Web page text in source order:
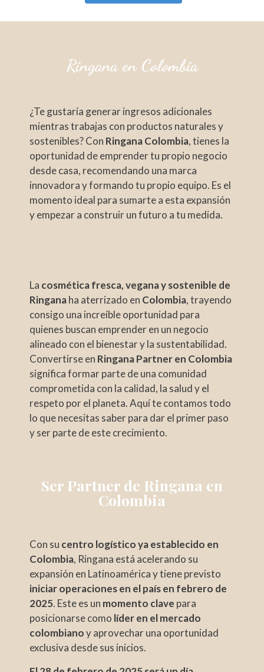
Ringana en Colombia
¿Te gustaría generar ingresos adicionales
mientras trabajas con productos naturales y
sostenibles? Con Ringana Colombia, tienes la
oportunidad de emprender tu propio negocio
desde casa, recomendando una marca
innovadora y formando tu propio equipo. Es el
momento ideal para sumarte a esta expansión
y empezar a construir un futuro a tu medida.
La cosmética fresca, vegana y sostenible de
Ringanaha aterrizado en Colombia, trayendo
consigo una increíble oportunidad para
quienes buscan emprender en un negocio
alineado con el bienestar y la sustentabilidad.
Convertirse en Ringana Partner en Colombia
significa formar parte de una comunidad
comprometida con la calidad, la salud y el
respeto por el planeta. Aquí te contamos todo
lo que necesitas saber para dar el primer paso
y ser parte de este crecimiento.
Ser Partner de Ringana en
Colombia
Con su centro logístico ya establecido en
Colombia, Ringana está acelerando su
expansión en Latinoamérica y tiene previsto
iniciar operaciones en el país en febrero de
2025. Este es un momento clave para
posicionarse como líder en el mercado
colombianoy aprovechar una oportunidad
exclusiva desde sus inicios.